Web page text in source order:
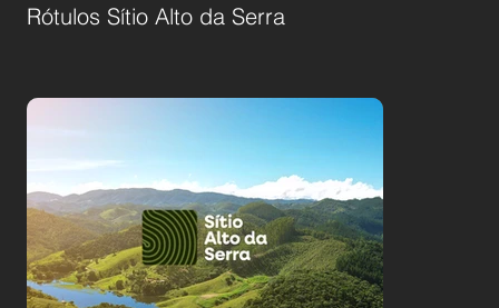
Rótulos Sítio Alto da Serra